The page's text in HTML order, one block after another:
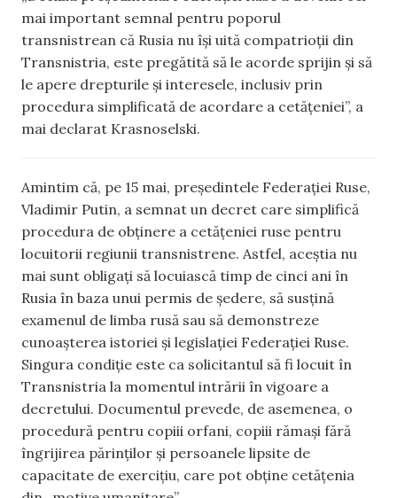
mai important semnal pentru poporul
transnistrean că Rusia nu își uită compatrioții din
Transnistria, este pregătită să le acorde sprijin și să
le apere drepturile și interesele, inclusiv prin
procedura simplificată de acordare a cetățeniei”, a
mai declarat Krasnoselski.
Amintim că, pe 15 mai, președintele Federației Ruse,
Vladimir Putin, a semnat un decret care simplifică
procedura de obținere a cetățeniei ruse pentru
locuitorii regiunii transnistrene. Astfel, aceștia nu
mai sunt obligați să locuiască timp de cinci ani în
Rusia în baza unui permis de ședere, să susțină
examenul de limba rusă sau să demonstreze
cunoașterea istoriei și legislației Federației Ruse.
Singura condiție este ca solicitantul să fi locuit în
Transnistria la momentul intrării în vigoare a
decretului. Documentul prevede, de asemenea, o
procedură pentru copiii orfani, copiii rămași fără
îngrijirea părinților și persoanele lipsite de
capacitate de exercițiu, care pot obține cetățenia